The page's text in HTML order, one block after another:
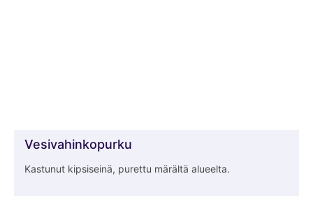
Vesivahinkopurku
Kastunut kipsiseinä, purettu märältä alueelta.